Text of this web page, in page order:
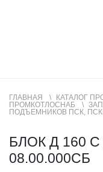
ГЛАВНАЯ
КАТАЛОГ
ПРОМКОТЛОСНАБ
ПОДЪЕМНИКОВ ПСК,
БЛОК Д 160
08.00.000СБ